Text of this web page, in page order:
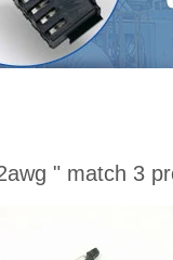
" match 3